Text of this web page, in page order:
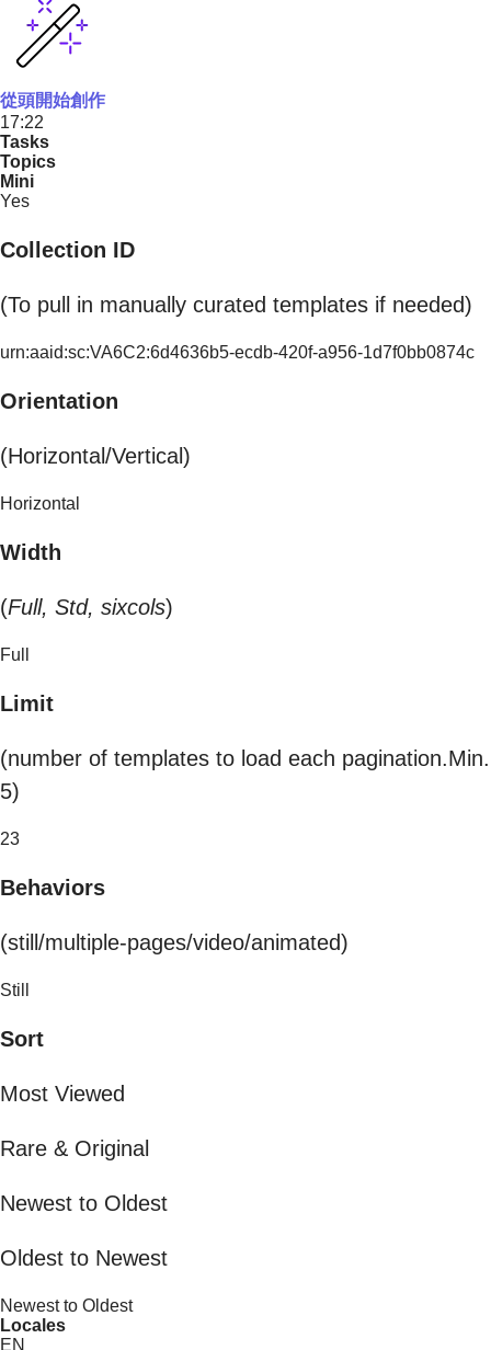
從頭開始創作
17:22
Tasks
Topics
Mini
Yes
Collection ID
(To pull in manually curated templates if needed)
urn:aaid:sc:VA6C2:6d4636b5-ecdb-420f-a956-1d7f0bb0874c
Orientation
(Horizontal/Vertical)
Horizontal
Width
(Full, Std, sixcols)
Full
Limit
(number of templates to load each pagination.Min.
5)
23
Behaviors
(still/multiple-pages/video/animated)
Still
Sort
Most Viewed
Rare & Original
Newest to Oldest
Oldest to Newest
Newest to Oldest
Locales
EN